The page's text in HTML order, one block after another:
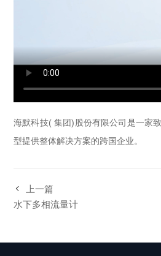
海默科技( 集团)股份有限公司是一家
型提供整体解决方案的跨国企业。
上一篇
水下多相流量计